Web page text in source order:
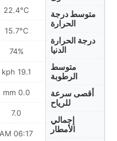
متوسط درجة
الحرارة
درجة الحرارة
الدنيا
متوسط
الرطوبة
أقصى سرعة
للرياح
إجمالي
الأمطار
22.4°C
15.7°C
74%
19.1 kph
0.0 mm
7.0
06:17 AM